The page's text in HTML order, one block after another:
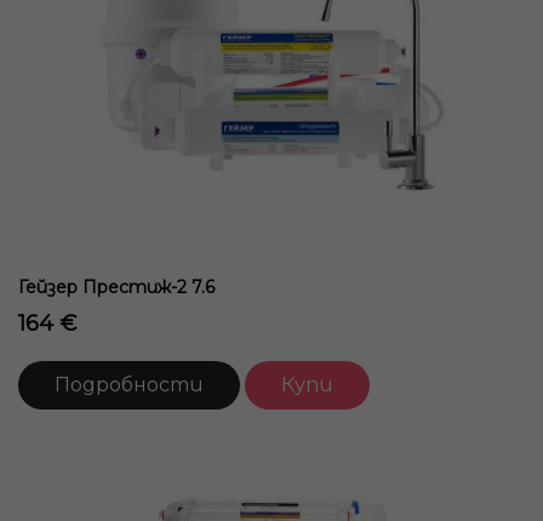
Гейзер Престиж-2 7.6
164 €
Подробности Купи